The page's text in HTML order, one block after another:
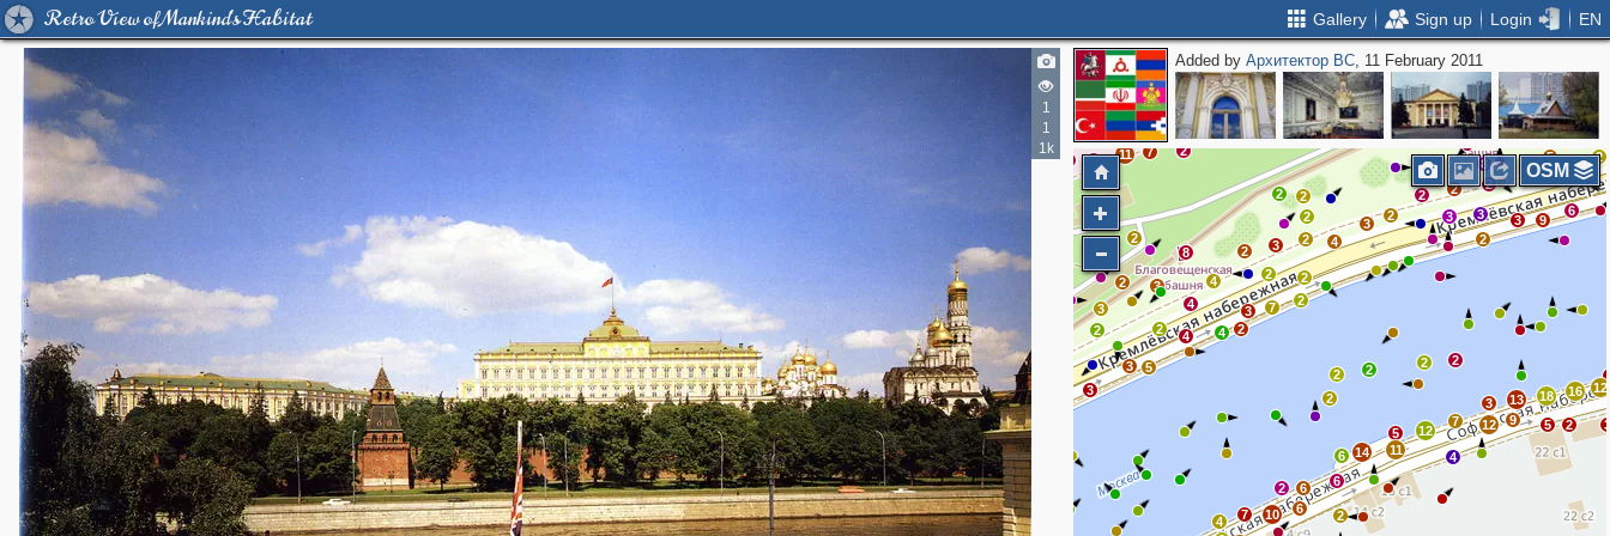
Retro View of Mankind's Habitat Gallery Sign up Login EN
1
1
1k
Added byАрхитектор ВС, 11 February 2011
10
11
11
10
7
7
11
15
5
11
4
15 14
8
8
8
7
2
3
2
2 2
3
4
4
8 5 7
4
2
2
6
3 9
2
3
3
2
12
16
2
5
9
18
3
12
13
7
12
5
4
11
2
10
7
4
3
5
3
4
2
4
4
2
2
6
6
6
6 14
2
2
2
2 2
4
2
7
3
2
2
4
2 3 2
2
2
2
8
7
11
2
8
3
2
3
2
6
7
2
4
2
OSM